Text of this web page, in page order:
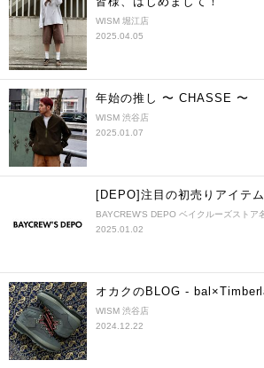
WISM 堀江店
2025.04.05
年始の推し 〜 CHASSE 〜
WISM 渋谷店
2025.01.07
[DEPO]注目の初売りアイテム
BAYCREW'S DEPO ベイクルーズストア
2025.01.02
オカクのBLOG -
WISM 渋谷店
2024.12.22